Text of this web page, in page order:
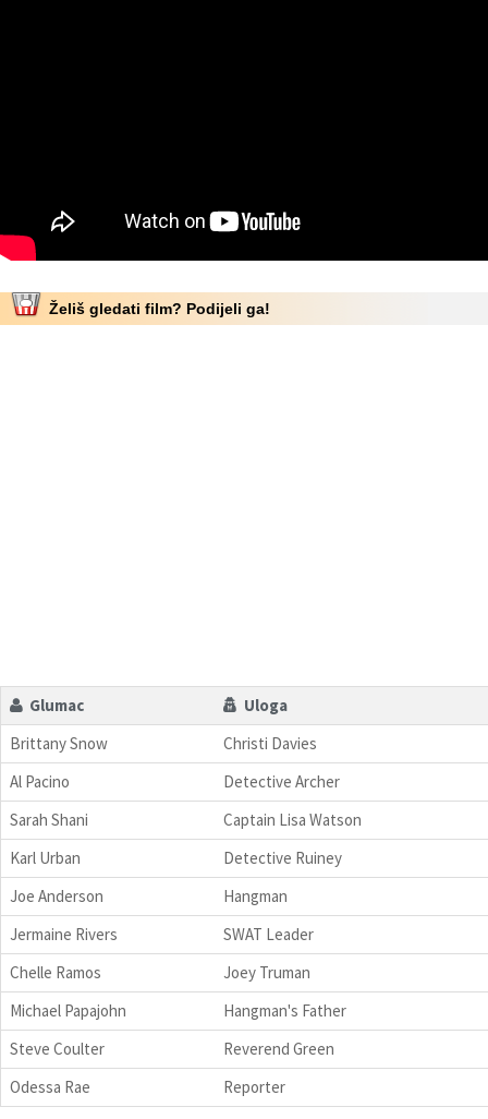
Želiš gledati film? Podijeli ga!
Glumac
Uloga
Brittany Snow
Christi Davies
Al Pacino
Detective Archer
Sarah Shani
Captain Lisa Watson
Karl Urban
Detective Ruiney
Joe Anderson
Hangman
Jermaine Rivers
SWAT Leader
Chelle Ramos
Joey Truman
Michael Papajohn
Hangman's Father
Steve Coulter
Reverend Green
Odessa Rae
Reporter